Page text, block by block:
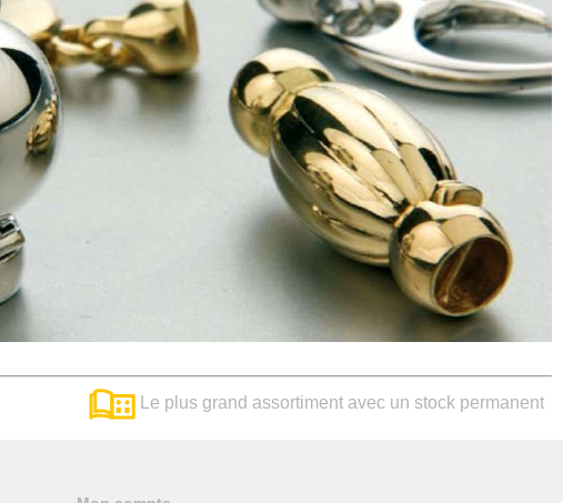
Le plus grand assortiment avec un stock permanent